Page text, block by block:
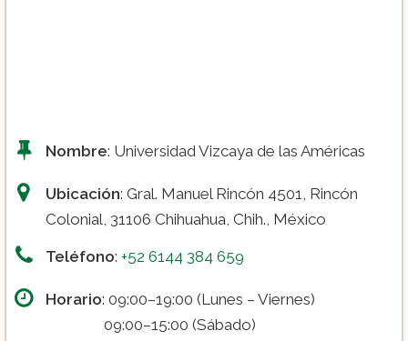
Nombre: Universidad Vizcaya de las Américas
Ubicación: Gral. Manuel Rincón 4501, Rincón
Colonial, 31106 Chihuahua, Chih., México
Teléfono: +52 6144 384 659
Horario: 09:00–19:00 (Lunes – Viernes)
09:00–15:00 (Sábado)